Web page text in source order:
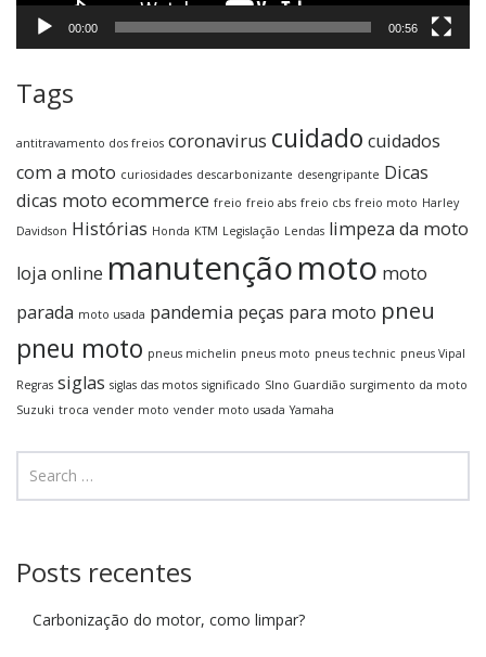
00:00 00:56
Tags
antitravamento dos freios coronavirus cuidado cuidados
com a moto curiosidades descarbonizante desengripante Dicas
dicas moto ecommerce freio freio abs freio cbs freio moto Harley
Davidson Histórias Honda KTM Legislação Lendas limpeza da moto
loja online manutençãomoto moto
parada moto usada pandemia peças para moto pneu
pneu moto pneus michelin pneus moto pneus technic pneus Vipal
Regras siglas siglas das motos significado SIno Guardião surgimento da moto
Suzuki troca vender moto vender moto usada Yamaha
Posts recentes
Carbonização do motor, como limpar?